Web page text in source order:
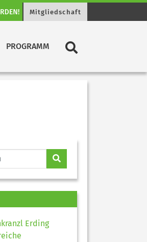
Mitgliedschaft
PROGRAMM
Erding